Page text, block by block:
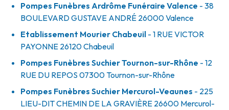
Pompes Funèbres Ardrôme Funéraire Valence - 38
BOULEVARD GUSTAVE ANDRÉ 26000Valence
Etablissement Mourier Chabeuil - 1 RUE VICTOR
PAYONNE 26120Chabeuil
Pompes Funèbres Suchier Tournon-sur-Rhône - 12
RUE DU REPOS 07300 Tournon-sur-Rhône
Pompes Funèbres Suchier Mercurol-Veaunes - 225
LIEU-DIT CHEMIN DE LA GRAVIÈRE 26600 Mercurol-